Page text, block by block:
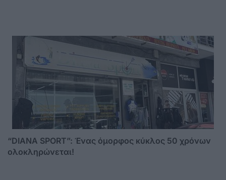
“DIANA SPORT”: Ένας όμορφος κύκλος 50 χρόνων
ολοκληρώνεται!